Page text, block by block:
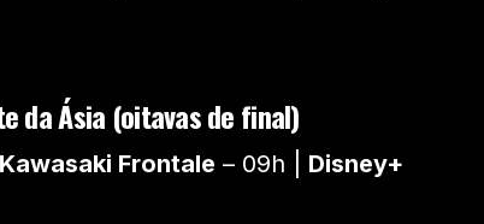
da Ásia (oitavas de final)
Frontale – 09h | Disney+